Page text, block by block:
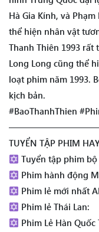
Hà Gia Kính, và
thể hiện nhân vật
Thanh Thiên 1993 rất
Long Long cũng thể
loạt phim năm 1993.
kịch bản.
#BaoThanhThien
TUYỂN TẬP PHIM
Tuyển tập phim bộ
Phim hành động
Phim lẻ mới nhất
Phim lẻ Thái Lan:
Phim Lẻ Hàn